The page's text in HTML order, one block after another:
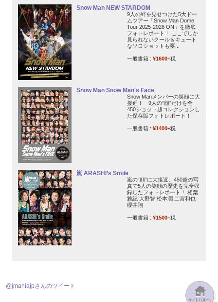
Snow Man NEW STARDOM
9人の絆を見せつけた5大ドー
ムツアー「Snow Man Dome
Tour 2025-2026 ON」を徹底
フォトレポート！ ここでしか
見られないクール＆キュート
なソロショットも要...
一般書籍 : ¥1600+税
Snow Man Snow Man's Face
Snow Manメンバーの笑顔に大
接近！ 9人の“顔”だけを全
450ショット超コレクションし
た保存版フォトレポート！
一般書籍 : ¥1400+税
嵐 ARASHI’s Smile
嵐の“顔”に大接近。450超の写
真で5人の笑顔の歴史を完全収
録したフォトレポート！ 相葉
雅紀 大野智 松本潤 二宮和也
櫻井翔
一般書籍 : ¥1500+税
@jmaniajpさんのツイート